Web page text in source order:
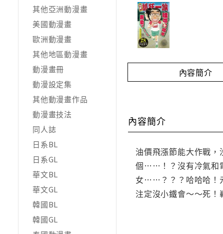
其他亞洲動漫畫
美國動漫畫
歐洲動漫畫
其他地區動漫畫
動漫畫冊
動漫設定集
其他動漫畫作品
動漫畫技法
同人誌
日系BL
日系GL
華文BL
華文GL
韓國BL
韓國GL
內容簡介
內容簡介
油價飛漲節能大作戰
個……！？沒有冷氣和
女……？？？哈哈哈！
注定沒小鐵會～～死！